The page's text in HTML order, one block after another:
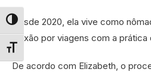
Alternar alto contraste
Alternar tamanho da fonte
Desde 2020, ela vive como
paixão por viagens com a prática
De acordo com Elizabeth, o